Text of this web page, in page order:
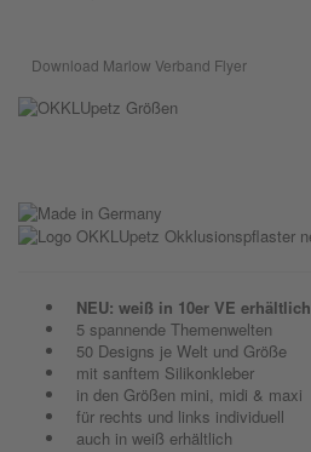
Download Marlow Verband Flyer
NEU: weiß in 10er VE erhältlich
5 spannende Themenwelten
50 Designs je Welt und Größe
mit sanftem Silikonkleber
in den Größen mini, midi & maxi
für rechts und links individuell
auch in weiß erhältlich